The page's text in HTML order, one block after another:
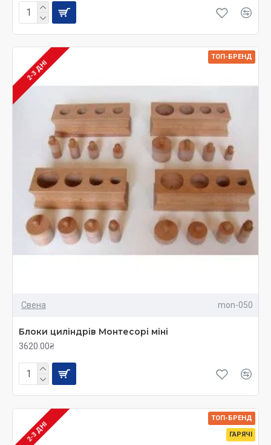
ТОП-БРЕНД
2-3 ДНІ
Свена mon-050
Блоки циліндрів Монтесорі міні
3620.00₴
ГАРЯЧІ
ТОП-БРЕНД
2-3 ДНІ